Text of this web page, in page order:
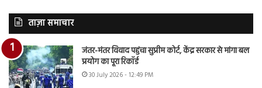
ताज़ा समाचार
जंतर-मंतर विवाद पहुंचा सुप्रीम कोर्ट, केंद्र सरकार से मांगा बल
प्रयोग का पूरा रिकॉर्ड
30 July 2026 - 12:49 PM